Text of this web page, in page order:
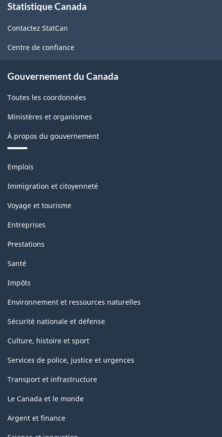
propos
ce
site
Statistique Canada
Contactez StatCan
Centre de confiance
Gouvernement du Canada
Toutes les coordonnées
Ministères et organismes
À propos du gouvernement
Thèmes
sujets
Emplois
Immigration et citoyenneté
Voyage et tourisme
Entreprises
Prestations
Santé
Impôts
Environnement et ressources naturelles
Sécurité nationale et défense
Culture, histoire et sport
Services de police, justice et urgences
Transport et infrastructure
Le Canada et le monde
Argent et finance